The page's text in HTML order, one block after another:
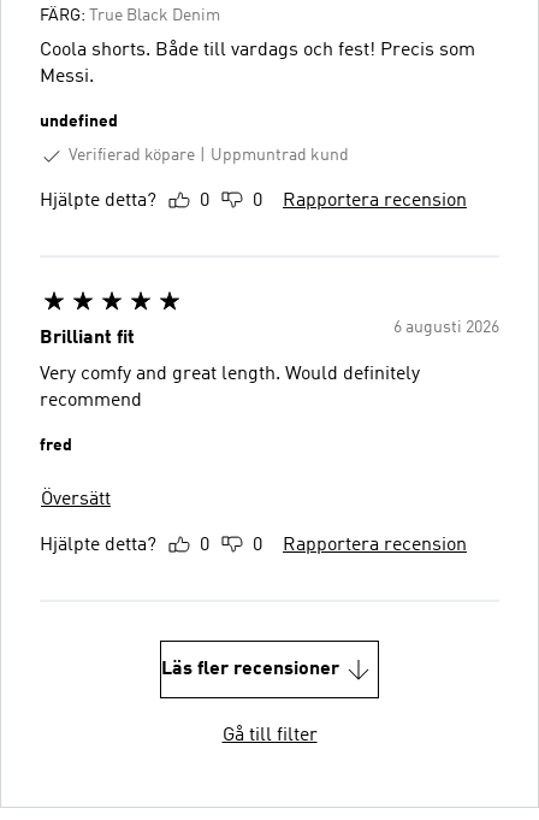
FÄRG: True Black Denim
Coola shorts. Både till vardags och fest! Precis som
Messi.
undefined
Verifierad köpare
Uppmuntrad kund
Hjälpte detta? 0 0 Rapportera recension
6 augusti 2026
Brilliant fit
Very comfy and great length. Would definitely
recommend
fred
Översätt
Hjälpte detta? 0 0 Rapportera recension
Läs fler recensioner
Gå till filter